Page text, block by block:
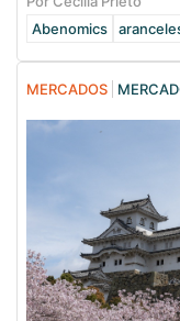
Abenomics
MERCADOS